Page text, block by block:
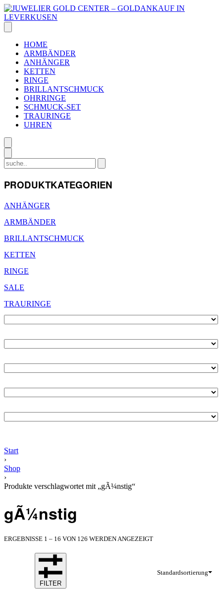
Skip
to
content
HOME
ARMBÄNDER
ANHÄNGER
KETTEN
RINGE
BRILLANTSCHMUCK
OHRRINGE
SCHMUCK-SET
TRAURINGE
UHREN
Search
for:
PRODUKTKATEGORIEN
ANHÄNGER
ARMBÄNDER
BRILLANTSCHMUCK
KETTEN
RINGE
SALE
TRAURINGE
Start
›
Shop
›
Produkte verschlagwortet mit „gÃ¼nstig“
gÃ¼nstig
ERGEBNISSE 1 – 16 VON 126 WERDEN ANGEZEIGT
Standardsortierung
FILTER